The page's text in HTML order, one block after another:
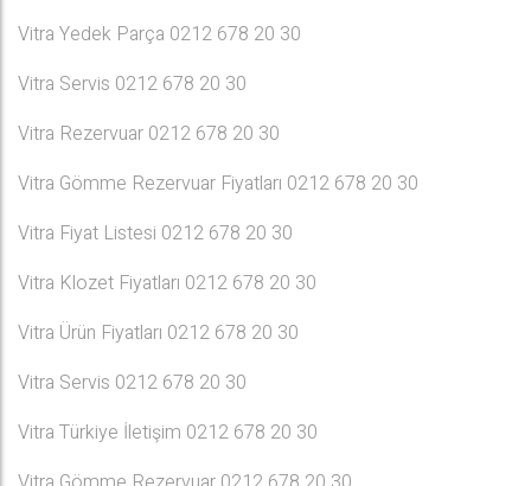
Vitra Yedek Parça 0212 678 20 30
Vitra Servis 0212 678 20 30
Vitra Rezervuar 0212 678 20 30
Vitra Gömme Rezervuar Fiyatları 0212 678 20 30
Vitra Fiyat Listesi 0212 678 20 30
Vitra Klozet Fiyatları 0212 678 20 30
Vitra Ürün Fiyatları 0212 678 20 30
Vitra Servis 0212 678 20 30
Vitra Türkiye İletişim 0212 678 20 30